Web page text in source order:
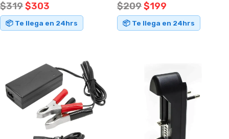
$319$303
📦 Te llega en 24hrs
$209$199
📦 Te llega en 24hrs